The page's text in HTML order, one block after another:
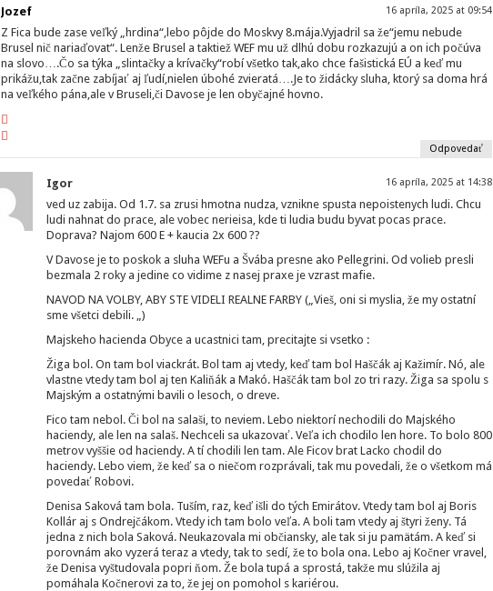
Jozef 16 apríla, 2025 at 09:54
Z Fica bude zase veľký „hrdina“,lebo pôjde do Moskvy 8.mája.Vyjadril sa že“jemu nebude
Brusel nič nariaďovat“. Lenže Brusel a taktiež WEF mu už dlhú dobu rozkazujú a on ich počúva
na slovo….Čo sa týka „slintačky a krívačky“robí všetko tak,ako chce fašistická EÚ a keď mu
prikážu,tak začne zabíjať aj ľudí,nielen úbohé zvieratá….Je to židácky sluha, ktorý sa doma hrá
na veľkého pána,ale v Bruseli,či Davose je len obyčajné hovno.
Odpovedať
Igor 16 apríla, 2025 at 14:38
ved uz zabija. Od 1.7. sa zrusi hmotna nudza, vznikne spusta nepoistenych ludi. Chcu
ludi nahnat do prace, ale vobec nerieisa, kde ti ludia budu byvat pocas prace.
Doprava? Najom 600 E + kaucia 2x 600 ??
V Davose je to poskok a sluha WEFu a Švába presne ako Pellegrini. Od volieb presli
bezmala 2 roky a jedine co vidime z nasej praxe je vzrast mafie.
NAVOD NA VOLBY, ABY STE VIDELI REALNE FARBY („Vieš, oni si myslia, že my ostatní
sme všetci debili. „)
Majskeho hacienda Obyce a ucastnici tam, precitajte si vsetko :
Žiga bol. On tam bol viackrát. Bol tam aj vtedy, keď tam bol Haščák aj Kažimír. Nó, ale
vlastne vtedy tam bol aj ten Kaliňák a Makó. Haščák tam bol zo tri razy. Žiga sa spolu s
Majským a ostatnými bavili o lesoch, o dreve.
Fico tam nebol. Či bol na salaši, to neviem. Lebo niektorí nechodili do Majského
haciendy, ale len na salaš. Nechceli sa ukazovať. Veľa ich chodilo len hore. To bolo 800
metrov vyššie od haciendy. A tí chodili len tam. Ale Ficov brat Lacko chodil do
haciendy. Lebo viem, že keď sa o niečom rozprávali, tak mu povedali, že o všetkom má
povedať Robovi.
Denisa Saková tam bola. Tuším, raz, keď išli do tých Emirátov. Vtedy tam bol aj Boris
Kollár aj s Ondrejčákom. Vtedy ich tam bolo veľa. A boli tam vtedy aj štyri ženy. Tá
jedna z nich bola Saková. Neukazovala mi občiansky, ale tak si ju pamätám. A keď si
porovnám ako vyzerá teraz a vtedy, tak to sedí, že to bola ona. Lebo aj Kočner vravel,
že Denisa vyštudovala popri ňom. Že bola tupá a sprostá, takže mu slúžila aj
pomáhala Kočnerovi za to, že jej on pomohol s kariérou.